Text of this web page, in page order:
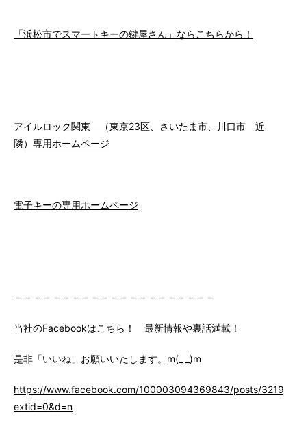
「浜松市でスマートキーの鍵屋さん」ならこちらから！
アイルロック関東 （東京23区、さいたま市、川口市 近
隣）専用ホームページ
電子キーの専用ホームページ
＝＝＝＝＝＝＝＝＝＝＝＝＝＝＝＝＝＝＝＝＝
当社のFacebookはこちら！ 最新情報や裏話満載！
是非「いいね」お願いいたします。m(_ _)m
https://www.facebook.com/100003094369843/posts/
extid=0&d=n